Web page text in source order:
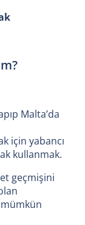
Malta’da
için yabancı
kullanmak.
geçmişini